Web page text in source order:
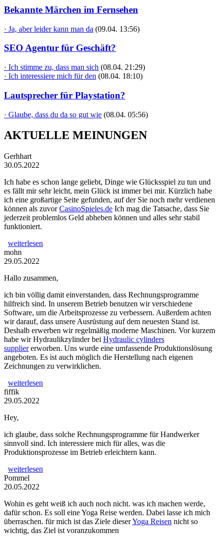
Bekannte Märchen im Fernsehen
· Ja, aber leider kann man da (09.04. 13:56)
SEO Agentur für Geschäft?
· Ich stimme zu, dass man sich (08.04. 21:29)
· Ich interessiere mich für den (08.04. 18:10)
Lautsprecher für Playstation?
· Glaube, dass du da so gut wie (08.04. 05:56)
AKTUELLE MEINUNGEN
Gerhhart
30.05.2022
Ich habe es schon lange geliebt, Dinge wie Glücksspiel zu tun und
es fällt mir sehr leicht, mein Glück ist immer bei mir. Kürzlich habe
ich eine großartige Seite gefunden, auf der Sie noch mehr verdienen
können als zuvorCasinoSpieles.de Ich mag die Tatsache, dass Sie
jederzeit problemlos Geld abheben können und alles sehr stabil
funktioniert.
weiterlesen
mohn
29.05.2022
Hallo zusammen,
ich bin völlig damit einverstanden, dass Rechnungsprogramme
hilfreich sind. In unserem Betrieb benutzen wir verschiedene
Software, um die Arbeitsprozesse zu verbessern. Außerdem achten
wir darauf, dass unsere Ausrüstung auf dem neuesten Stand ist.
Deshalb erwerben wir regelmäßig moderne Maschinen. Vor kurzem
habe wir Hydraulikzylinder bei Hydraulic cylinders
suppliererworben. Uns wurde eine umfassende Produktionslösung
angeboten. Es ist auch möglich die Herstellung nach eigenen
Zeichnungen zu verwirklichen.
weiterlesen
fiffik
29.05.2022
Hey,
ich glaube, dass solche Rechnungsprogramme für Handwerker
sinnvoll sind. Ich interessiere mich für alles, was die
Produktionsprozesse im Betrieb erleichtern kann.
weiterlesen
Pommel
20.05.2022
Wohin es geht weiß ich auch noch nicht. was ich machen werde,
dafür schon. Es soll eine Yoga Reise werden. Dabei lasse ich mich
überraschen. für mich ist das Ziele dieserYoga Reisen nicht so
wichtig, das Ziel ist voranzukommen